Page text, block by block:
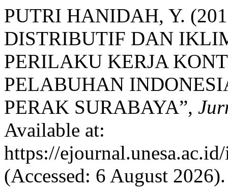
PUTRI HANIDAH, Y.
DISTRIBUTIF DAN
PERILAKU KERJA
PELABUHAN
PERAK SURABAYA”,
Available at:
https://
(Accessed: 6 August 2026).